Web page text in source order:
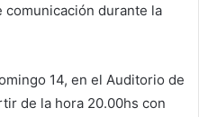
durante la
14, en el Auditorio de
de la hora 20.00hs con